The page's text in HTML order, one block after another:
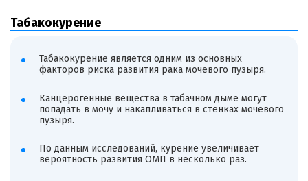
Табакокурение
Табакокурение является одним из основных
факторов риска развития рака мочевого пузыря.
Канцерогенные вещества в табачном дыме могут
попадать в мочу и накапливаться в стенках мочевого
пузыря.
По данным исследований, курение увеличивает
вероятность развития ОМП в несколько раз.